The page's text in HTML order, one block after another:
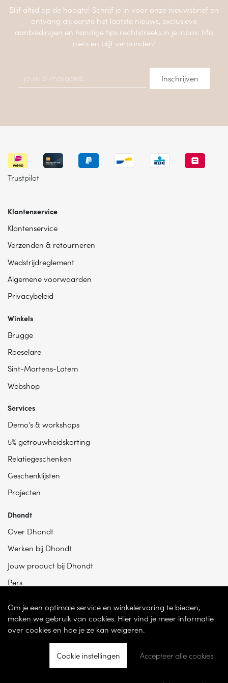
Blijf altijd op de hoogte! Schrijf je in voor onze nieuwsbrief en
ontvang als eerste het laatste nieuws, exclusieve
aanbiedingen en handige tips rechtstreeks in je inbox. Mis
niets en blijf verbonden!
Trustpilot
Klantenservice
Klantenservice
Verzenden & retourneren
Wedstrijdreglement
Algemene voorwaarden
Privacybeleid
Winkels
Brugge
Roeselare
Sint-Martens-Latem
Webshop
Services
Demo's & workshops
5% getrouwheidskorting
Relatiegeschenken
Geschenklijsten
Projecten
Dhondt
Over Dhondt
Werken bij Dhondt
Jouw product bij Dhondt
Pers
© 2026 - Dhondt Interieur NV – Ondernemingsnummer BE 0865 787 950 –
Om je een optimale service en winkelervaring te bieden,
maken we gebruik van cookies. Hier vind je meer informatie
over cookies en hoe je ze kan weigeren.
Cookie instellingen Accepteer alle cookies